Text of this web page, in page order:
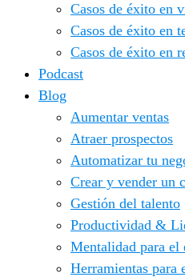
Casos de éxito en
Casos de éxito en
Casos de éxito en
Podcast
Blog
Aumentar ventas
Atraer prospectos
Automatizar tu
Crear y vender un
Gestión del talento
Productividad &
Mentalidad para el
Herramientas para